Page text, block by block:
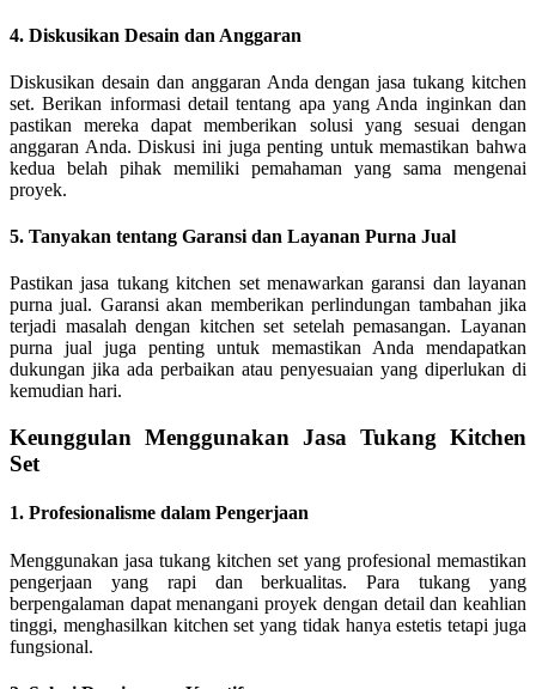
4. Diskusikan Desain dan Anggaran
Diskusikan desain dan anggaran Anda dengan jasa tukang kitchen
set. Berikan informasi detail tentang apa yang Anda inginkan dan
pastikan mereka dapat memberikan solusi yang sesuai dengan
anggaran Anda. Diskusi ini juga penting untuk memastikan bahwa
kedua belah pihak memiliki pemahaman yang sama mengenai
proyek.
5. Tanyakan tentang Garansi dan Layanan Purna Jual
Pastikan jasa tukang kitchen set menawarkan garansi dan layanan
purna jual. Garansi akan memberikan perlindungan tambahan jika
terjadi masalah dengan kitchen set setelah pemasangan. Layanan
purna jual juga penting untuk memastikan Anda mendapatkan
dukungan jika ada perbaikan atau penyesuaian yang diperlukan di
kemudian hari.
Keunggulan Menggunakan Jasa Tukang Kitchen
Set
1. Profesionalisme dalam Pengerjaan
Menggunakan jasa tukang kitchen set yang profesional memastikan
pengerjaan yang rapi dan berkualitas. Para tukang yang
berpengalaman dapat menangani proyek dengan detail dan keahlian
tinggi, menghasilkan kitchen set yang tidak hanya estetis tetapi juga
fungsional.